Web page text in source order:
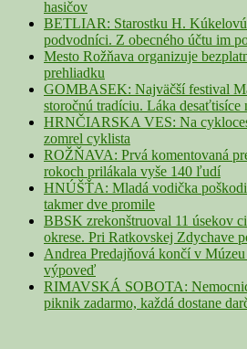
hasičov
BETLIAR: Starostku H.
podvodníci. Z obecného účtu im
Mesto Rožňava organizuje
prehliadku
GOMBASEK: Najväčší festival
storočnú tradíciu. Láka desaťtisíce
HRNČIARSKA VES: Na
zomrel cyklista
ROŽŇAVA: Prvá komentovaná
rokoch prilákala vyše 140 ľudí
HNÚŠŤA: Mladá vodička
takmer dve promile
BBSK zrekonštruoval 11 úsekov
okrese. Pri Ratkovskej Zdychave
Andrea Predajňová končí v
výpoveď
RIMAVSKÁ SOBOTA:
piknik zadarmo, každá dostane